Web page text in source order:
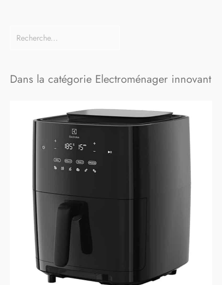
Dans la catégorie Electroménager innovant